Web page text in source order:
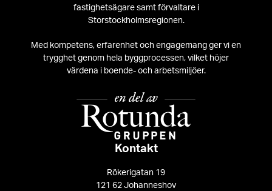
fastighetsägare samt förvaltare i
Storstockholmsregionen.
Med kompetens, erfarenhet och engagemang ger vi en
trygghet genom hela byggprocessen, vilket höjer
värdena i boende- och arbetsmiljöer.
Kontakt
Rökerigatan 19
121 62 Johanneshov